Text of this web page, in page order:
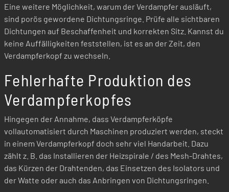
Eine weitere Möglichkeit, warum der Verdampfer ausläuft,
sind porös gewordene Dichtungsringe. Prüfe alle sichtbaren
Dichtungen auf Beschaffenheit und korrekten Sitz. Kannst du
keine Auffälligkeiten feststellen, ist es an der Zeit, den
Verdampferkopf zu wechseln.
Fehlerhafte Produktion des
Verdampferkopfes
Hingegen der Annahme, dass Verdampferköpfe
vollautomatisiert durch Maschinen produziert werden, steckt
in einem Verdampferkopf doch sehr viel Handarbeit. Dazu
zählt z. B. das Installieren der Heizspirale / des Mesh-Drahtes,
das Kürzen der Drahtenden, das Einsetzen des Isolators und
der Watte oder auch das Anbringen von Dichtungsringen.